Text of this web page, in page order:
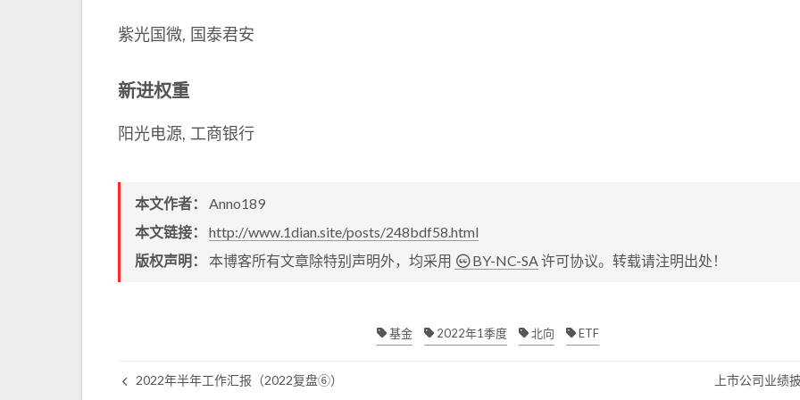
紫光国微, 国泰君安
新进权重
阳光电源, 工商银行
本文作者： Anno189
本文链接：
http://www.1dian.site/posts/248bdf58.html
版权声明： 本博客所有文章除特别声明外，均采用 BY-NC-SA许可协议。转载请注明出处！
基金 2022年1季度 北向 ETF
2022年半年工作汇报（2022复盘⑥） 上市公司业绩